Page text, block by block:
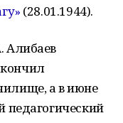
(28.01.1944).
Алибаев
а в июне
педагогический